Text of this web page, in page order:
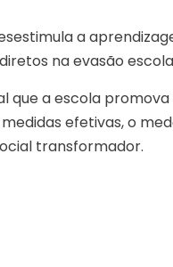
a
na evasão
que a escola
efetivas, o
transformador.